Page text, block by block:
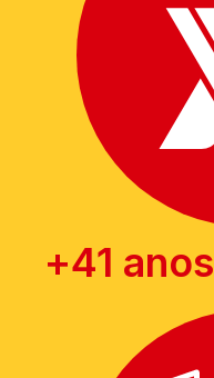
+41 anos